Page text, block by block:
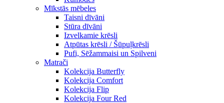
Mīkstās mēbeles
Taisni dīvāni
Stūra dīvāni
Izvelkamie krēsli
Atpūtas krēsli / Šūpuļkrēsli
Pufi, Sēžammaisi un Spilveni
Matrači
Kolekcija Butterfly
Kolekcija Comfort
Kolekcija Flip
Kolekcija Four Red